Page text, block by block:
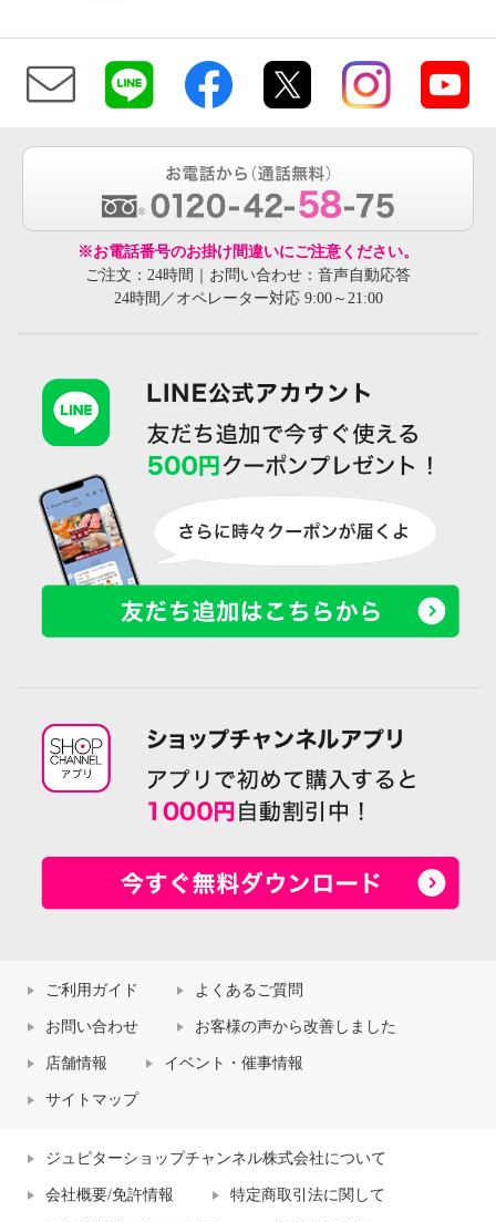
※お電話番号のお掛け間違いにご注意ください。
ご注文：24時間｜お問い合わせ：音声自動応答
24時間／オペレーター対応 9:00～21:00
ご利用ガイド よくあるご質問
お問い合わせ お客様の声から改善しました
店舗情報 イベント・催事情報
サイトマップ
ジュピターショップチャンネル株式会社について
会社概要/免許情報 特定商取引法に関して